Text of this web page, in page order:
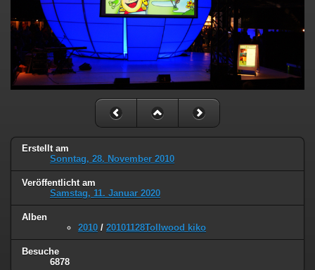
Erstellt am
Sonntag, 28. November 2010
Veröffentlicht am
Samstag, 11. Januar 2020
Alben
2010 / 20101128Tollwood kiko
Besuche
6878